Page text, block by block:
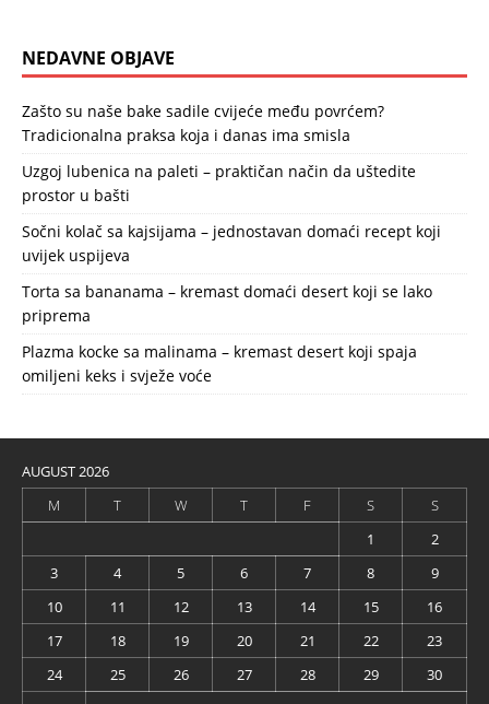
NEDAVNE OBJAVE
Zašto su naše bake sadile cvijeće među povrćem?
Tradicionalna praksa koja i danas ima smisla
Uzgoj lubenica na paleti – praktičan način da uštedite
prostor u bašti
Sočni kolač sa kajsijama – jednostavan domaći recept koji
uvijek uspijeva
Torta sa bananama – kremast domaći desert koji se lako
priprema
Plazma kocke sa malinama – kremast desert koji spaja
omiljeni keks i svježe voće
AUGUST 2026
M
T W T F S
S
1
2
3
4 5 6 7 8
9
10
11 12 13 14 15
16
17
18 19 20 21 22
23
24
25 26 27 28 29
30